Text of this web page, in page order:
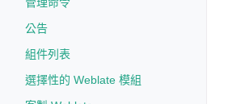
公告
組件列表
選擇性的 Weblate 模組